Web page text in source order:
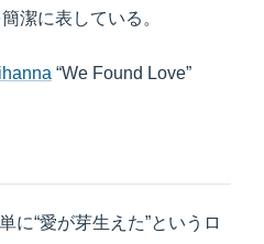
潔に表している。
“We Found Love”
に“愛が芽生えた”というロ